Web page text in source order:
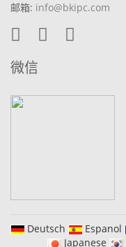
邮箱: info@bkipc.com
微信
Deutsch Espanol
Japanese